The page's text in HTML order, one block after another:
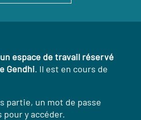
espace de travail réservé
Gendhi. Il est en cours de
partie, un mot de passe
y accéder.